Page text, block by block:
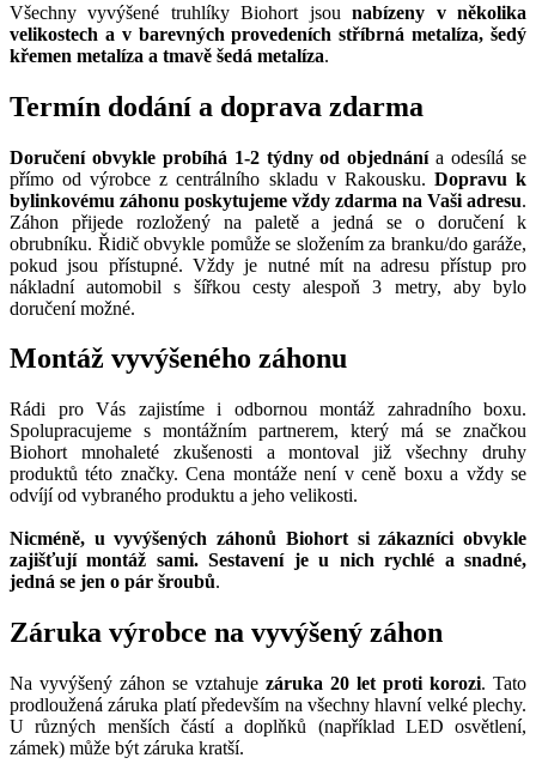
Všechny vyvýšené truhlíky Biohort jsounabízeny v několika
velikostech a v barevných provedeních stříbrná metalíza, šedý
křemen metalíza a tmavě šedá metalíza.
Termín dodání a doprava zdarma
Doručení obvykle probíhá 1-2 týdny od objednánía odesílá se
přímo od výrobce z centrálního skladu v Rakousku. Dopravu k
bylinkovému záhonu poskytujeme vždy zdarma na Vaši adresu.
Záhon přijede rozložený na paletě a jedná se o doručení k
obrubníku. Řidič obvykle pomůže se složením za branku/do garáže,
pokud jsou přístupné. Vždy je nutné mít na adresu přístup pro
nákladní automobil s šířkou cesty alespoň 3 metry, aby bylo
doručení možné.
Montáž vyvýšeného záhonu
Rádi pro Vás zajistíme i odbornou montáž zahradního boxu.
Spolupracujeme s montážním partnerem, který má se značkou
Biohort mnohaleté zkušenosti a montoval již všechny druhy
produktů této značky. Cena montáže není v ceně boxu a vždy se
odvíjí od vybraného produktu a jeho velikosti.
Nicméně, u vyvýšených záhonů Biohort si zákazníci obvykle
zajišťují montáž sami. Sestavení je u nich rychlé a snadné,
jedná se jen o pár šroubů.
Záruka výrobce na vyvýšený záhon
Na vyvýšený záhon se vztahuje záruka 20 let proti korozi. Tato
prodloužená záruka platí především na všechny hlavní velké plechy.
U různých menších částí a doplňků (například LED osvětlení,
zámek) může být záruka kratší.